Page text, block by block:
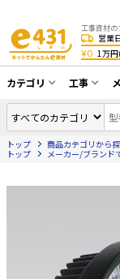
営業
¥0 1万
カテゴリ
同軸ケーブル／
アンテナ・取付
部材類
プ類 他）
HDMIケーブル・
電話線／コネク
工事
光
電
トップ 商品カテゴリから
トップ
メーカー/ブランド